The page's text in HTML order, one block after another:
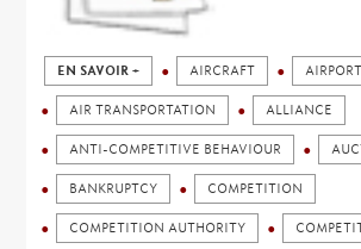
EN SAVOIR + AIRCRAFT AIRPORT
AIR TRANSPORTATION ALLIANCE
ANTI-COMPETITIVE BEHAVIOUR
BANKRUPTCY COMPETITION
COMPETITION AUTHORITY